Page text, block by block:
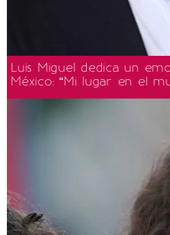
Luis Miguel dedica un
México: “Mi lugar en el